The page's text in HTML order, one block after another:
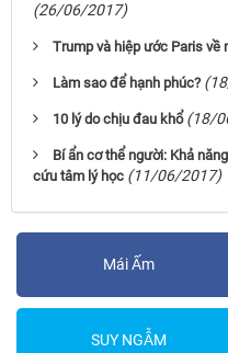
(26/06/2017)
Trump và hiệp ước Paris về
Làm sao để hạnh phúc?
10 lý do chịu đau khổ (18/
Bí ẩn cơ thể người: Khả
cứu tâm lý học (11/06/2017)
Mái Ấm
SUY NGẪM